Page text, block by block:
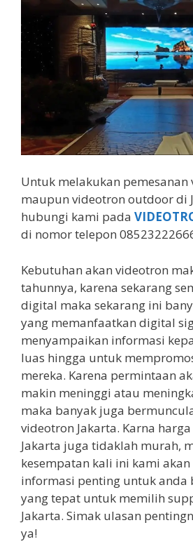
Untuk melakukan
maupun videotron outdoor di
hubungi kami pada
di nomor telepon
Kebutuhan akan videotron
tahunnya, karena sekarang
digital maka sekarang ini
yang memanfaatkan digital
menyampaikan informasi
luas hingga untuk
mereka. Karena permintaan
makin meninggi atau
maka banyak juga
videotron Jakarta. Karna
Jakarta juga tidaklah murah,
kesempatan kali ini kami
informasi penting untuk anda
yang tepat untuk memilih
Jakarta. Simak ulasan
ya!